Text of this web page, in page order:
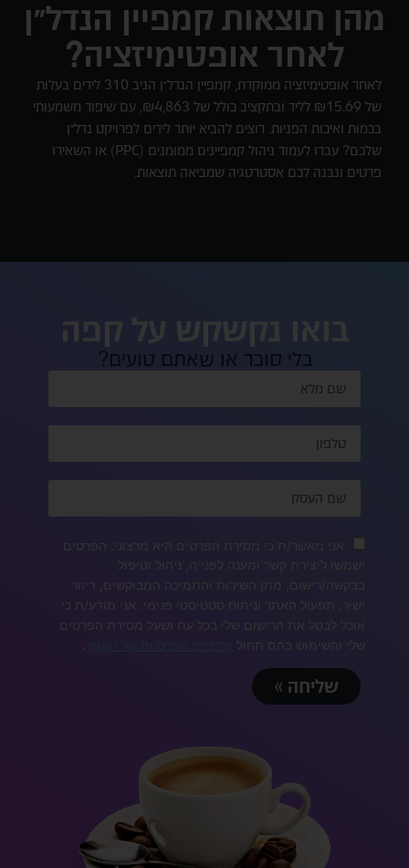
מהן תוצאות קמפיין הנדל״ן
לאחר אופטימיזציה?
לאחר אופטימיזציה ממוקדת, קמפיין הנדל״ן הניב 310 לידים בעלות
של ₪15.69 לליד ובתקציב כולל של ₪4,863, עם שיפור משמעותי
בכמות ואיכות הפניות. רוצים להביא יותר לידים לפרויקט נדל״ן
שלכם? עברו לעמוד ניהול קמפיינים ממומנים (PPC) או השאירו
פרטים ונבנה לכם אסטרטגיה שמביאה תוצאות.
בואו נקשקש על קפה
בלי סוכר או שאתם טועים?
אני מאשר/ת כי מסירת הפרטים היא מרצוני. הפרטים
ישמשו ליצירת קשר ומענה לפנייה, ניהול וטיפול
בבקשה/רישום, מתן השירות והתמיכה המבוקשים, דיוור
ישיר, תפעול האתר וניתוח סטטיסטי פנימי. אני מודע/ת כי
אוכל לבטל את הרישום שלי בכל עת ושעל מסירת הפרטים
שלי והשימוש בהם תחול
שליחה »